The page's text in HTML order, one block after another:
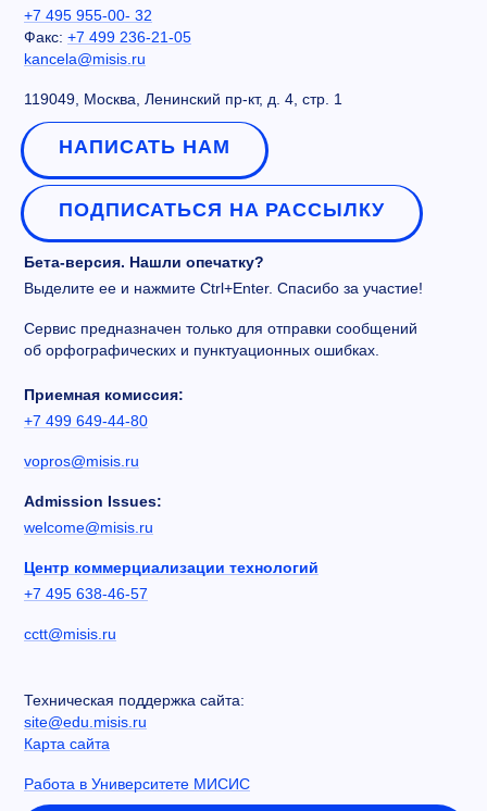
+7 495 955-00- 32
Факс: +7 499 236-21-05
kancela@misis.ru
119049, Москва, Ленинский пр-кт, д. 4, стр. 1
НАПИСАТЬ НАМ
ПОДПИСАТЬСЯ НА РАССЫЛКУ
Бета-версия. Нашли опечатку?
Выделите ее и нажмите Ctrl+Enter. Спасибо за участие!
Сервис предназначен только для отправки сообщений
об орфографических и пунктуационных ошибках.
Приемная комиссия:
+7 499 649-44-80
vopros@misis.ru
Admission Issues:
welcome@misis.ru
Центр коммерциализации технологий
+7 495 638-46-57
cctt@misis.ru
Техническая поддержка сайта:
site@edu.misis.ru
Карта сайта
Работа в Университете МИСИС